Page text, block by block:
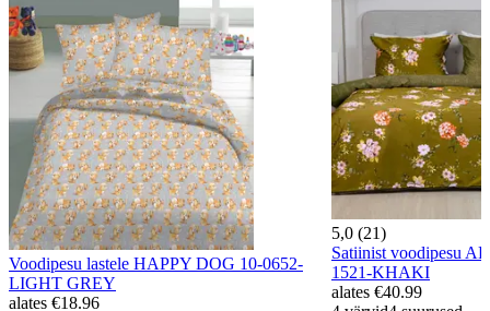
Voodipesu lastele HAPPY DOG 10-0652-
LIGHT GREY
alates €18.96
5,0 (21)
Satiinist voodipesu
1521-KHAKI
alates €40.99